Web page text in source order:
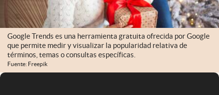
abre en nueva pestaña
Argentina
Google Trends es una herramienta gratuita ofrecida por Google
que permite medir y visualizar la popularidad relativa de
términos, temas o consultas específicas.
Fuente: Freepik